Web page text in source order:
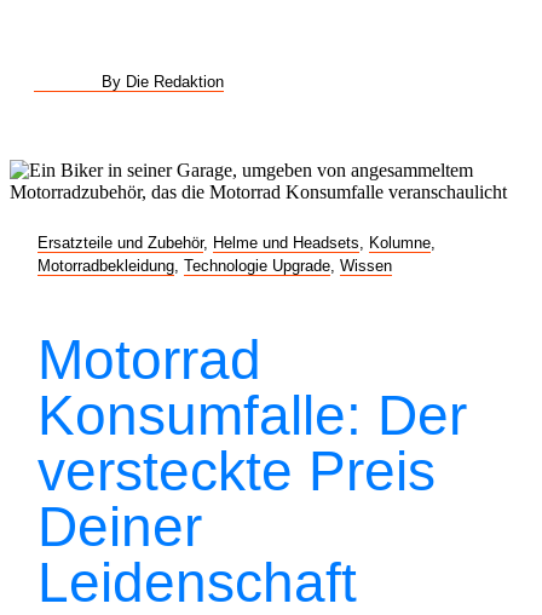
By Die Redaktion
Ersatzteile und Zubehör, Helme und Headsets Kolumne
Motorradbekleidung Technologie Upgrade Wissen
Motorrad
Konsumfalle: Der
versteckte Preis
Deiner
Leidenschaft